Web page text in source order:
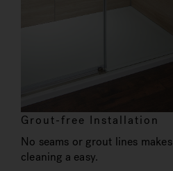
Grout-free Installation
No seams or grout lines makes
cleaning a easy.